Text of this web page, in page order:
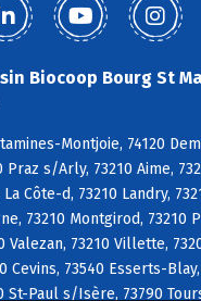
Biocoop Bourg St
Montjoie, 74120
Praz s/Arly, 73210 Aime,
Côte-d, 73210 Landry,
73210 Montgirod, 73210
Valezan, 73210 Villette,
Cevins, 73540 Esserts-
St-Paul s/Isère, 73790